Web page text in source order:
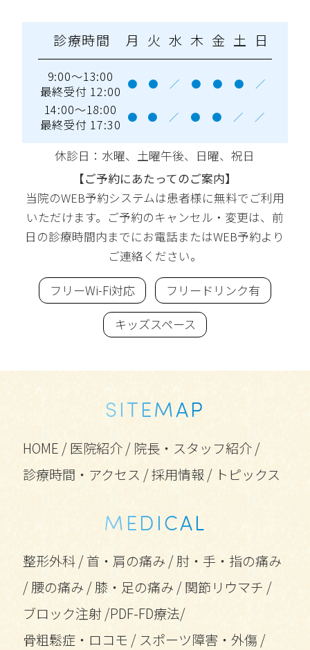
診療時間 月 火 水 木 金 土 日
9:00～13:00
最終受付 12:00 ● ● ／ ● ● ● ／
14:00～18:00
最終受付 17:30 ● ● ／ ● ● ／ ／
休診日：水曜、土曜午後、日曜、祝日
【ご予約にあたってのご案内】
当院のWEB予約システムは患者様に無料でご利用
いただけます。ご予約のキャンセル・変更は、前
日の診療時間内までにお電話またはWEB予約より
ご連絡ください。
フリーWi-Fi対応
フリードリンク有
キッズスペース
SITEMAP
HOME /医院紹介/ 院長・スタッフ紹介/
診療時間・アクセス /採用情報 / トピックス
MEDICAL
整形外科/首・肩の痛み /肘・手・指の痛み
/腰の痛み /膝・足の痛み /関節リウマチ /
ブロック注射/PDF-FD療法/
骨粗鬆症・ロコモ / スポーツ障害・外傷 /